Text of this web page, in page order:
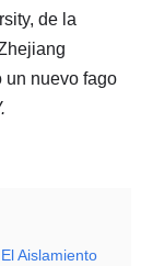
de la
un nuevo fago
Aislamiento